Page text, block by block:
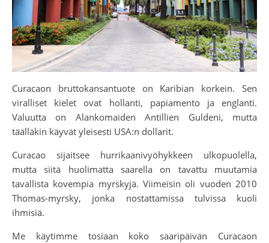
Curacaon bruttokansantuote on Karibian korkein. Sen
viralliset kielet ovat hollanti, papiamento ja englanti.
Valuutta on Alankomaiden Antillien Guldeni, mutta
täälläkin käyvät yleisesti USA:n dollarit.
Curacao sijaitsee hurrikaanivyöhykkeen ulkopuolella,
mutta siitä huolimatta saarella on tavattu muutamia
tavallista kovempia myrskyjä. Viimeisin oli vuoden 2010
Thomas-myrsky, jonka nostattamissa tulvissa kuoli
ihmisiä.
Me käytimme tosiaan koko saaripäivän Curacaon